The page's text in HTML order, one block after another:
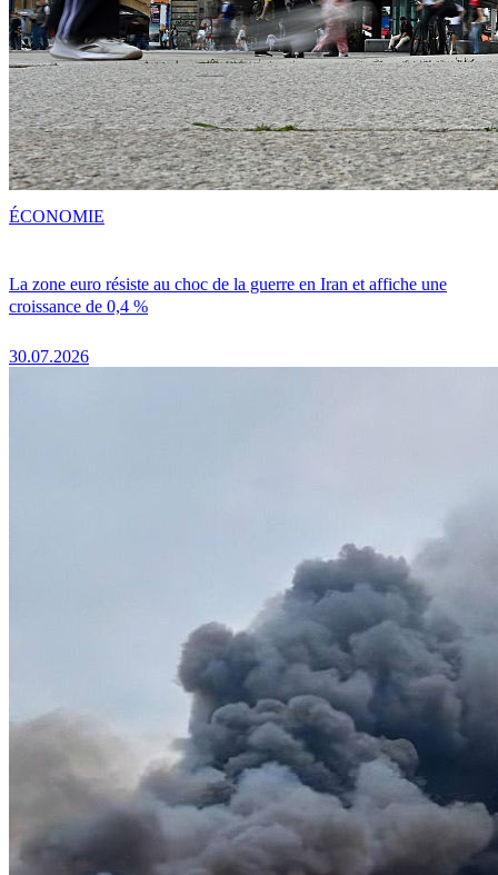
La zone euro résiste au choc de la guerre en Iran et affiche une
croissance de 0,4 %
30.07.2026
ÉCONOMIE